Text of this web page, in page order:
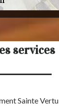
services
Sainte Vertu